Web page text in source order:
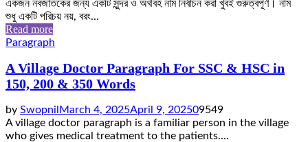
একজন নবজাতকের জন্য একটি সুন্দর ও অর্থবহ নাম নির্বাচন করা খুবই গুরুত্বপূর্ণ। নাম
শুধু একটি পরিচয় নয়, বরং...
Read more
Paragraph
A Village Doctor Paragraph For SSC & HSC in
150, 200 & 350 Words
by Swopnil March 4, 2025April 9, 202509549
A village doctor paragraph is a familiar person in the village
who gives medical treatment to the patients....